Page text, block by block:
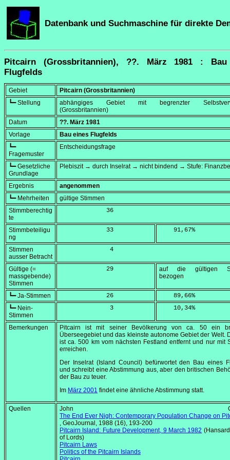
Datenbank und Suchmaschine für direkte
Pitcairn (Grossbritannien), ??. März 1981 : Bau
Flugfelds
Gebiet
Pitcairn (Grossbritannien)
┗━ Stellung
abhängiges Gebiet mit begrenzter
(Grossbritannien)
Datum
??. März 1981
Vorlage
Bau eines Flugfelds
┗━
Fragemuster
Entscheidungsfrage
┗━ Gesetzliche
Grundlage
Plebiszit → durch Inselrat → nicht bindend → Stufe:
Ergebnis
angenommen
┗━ Mehrheiten
gültige Stimmen
Stimmberechtig
te
             36
Stimmbeteiligu
ng
             33
    91,67
%
Stimmen
ausser Betracht
              4
Gültige (=
massgebende)
Stimmen
             29
auf die gültigen
bezogen
┗━ Ja-Stimmen
             26
    89,66
%
┗━ Nein-
Stimmen
              3
    10,34
%
Bemerkungen
Pitcairn ist mit seiner Bevölkerung von ca. 50 ein
Überseegebiet und das kleinste autonome Gebiet der Welt.
ist ca. 500 km vom nächsten Festland entfernt und nur mit
erreichen.
Der Inselrat (Island Council ) befürwortet den Bau eines
und schreibt eine Abstimmung aus, aber den britischen
der Bau zu teuer.
Im März 2001 findet eine ähnliche Abstimmung statt.
Quellen
John
The End Ever Nigh: Contemporary Population Change on
, GeoJournal, 1988 (16), 193-200
Pitcairn Island: Future Development, 9 March 1982 (
of Lords)
Pitcairn Laws
Politics of the Pitcairn Islands